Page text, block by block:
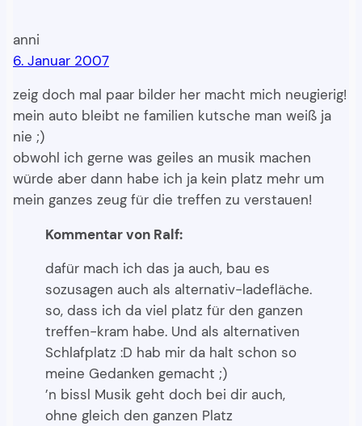
anni
6. Januar 2007
zeig doch mal paar bilder her macht mich neugierig!
mein auto bleibt ne familien kutsche man weiß ja
nie ;)
obwohl ich gerne was geiles an musik machen
würde aber dann habe ich ja kein platz mehr um
mein ganzes zeug für die treffen zu verstauen!
Kommentar von Ralf:
dafür mach ich das ja auch, bau es
sozusagen auch als alternativ-ladefläche.
so, dass ich da viel platz für den ganzen
treffen-kram habe. Und als alternativen
Schlafplatz :D hab mir da halt schon so
meine Gedanken gemacht ;)
’n bissl Musik geht doch bei dir auch,
ohne gleich den ganzen Platz